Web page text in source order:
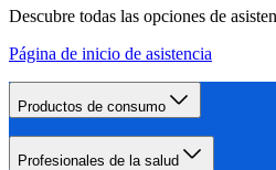
Descubre todas las opciones de
Página de inicio de asistencia
Productos de consumo
Profesionales de la salud